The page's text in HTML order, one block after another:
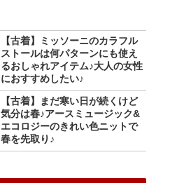
【古着】ミッソーニのカラフル
ストールは何パターンにも使え
るおしゃれアイテム♪大人の女性
におすすめしたい♪
【古着】まだ寒い日が続くけど
気分は春♪アースミュージック&
エコロジーのきれい色ニットで
春を先取り♪